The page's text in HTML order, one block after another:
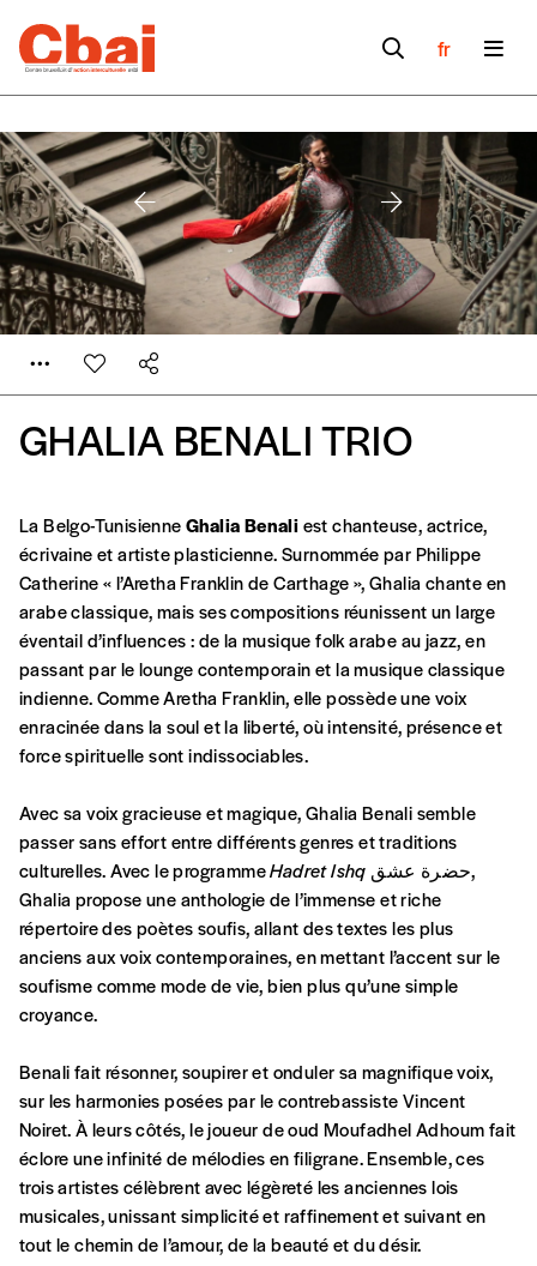
fr
GHALIA BENALI TRIO
Se connecter
CONNEXION
Mot de passe oublié?
Créer un
compte
Formulaire de
commande
A partir de 2021, Imag, le magazine de
l’interculturel,vous est proposé àPRIX LIBRE.
Le prix libre est un mode de fixation du prix
peut être une manière pour lui de payer le prix
qu’il estime juste. Dans l’objectif de rendre nos
activités et publications accessibles, et
d’affirmer notre attachement aux valeurs de
solidarité, nous vous proposons d’estimer
vous-mêmes le coût de notre publication.
Cette valeur peut donc être inférieure, égale
ou supérieure au prix indicatif. De cette
de rédaction selon vos moyens et vos
motivations.
En pratique
Vous vous abonnez pour l’année civile en
cours ou vous commandez au numéro.
Vous indiquez si vous souhaitez recevoir la
La Belgo-TunisienneGhalia Benaliest chanteuse, actrice,
écrivaine et artiste plasticienne. Surnommée par Philippe
Catherine « l’Aretha Franklin de Carthage », Ghalia chante en
arabe classique, mais ses compositions réunissent un large
éventail d’influences : de la musique folk arabe au jazz, en
passant par le lounge contemporain et la musique classique
indienne. Comme Aretha Franklin, elle possède une voix
enracinée dans la soul et la liberté, où intensité, présence et
force spirituelle sont indissociables.
Avec sa voix gracieuse et magique, Ghalia Benali semble
passer sans effort entre différents genres et traditions
culturelles. Avec le programmeHadret Ishq
Ghalia propose une anthologie de l’immense et riche
répertoire des poètes soufis, allant des textes les plus
anciens aux voix contemporaines, en mettant l’accent sur le
soufisme comme mode de vie, bien plus qu’une simple
croyance.
Benali fait résonner, soupirer et onduler sa magnifique voix,
sur les harmonies posées par le contrebassiste Vincent
Noiret. À leurs côtés, le joueur de oud Moufadhel Adhoum fait
éclore une infinité de mélodies en filigrane. Ensemble, ces
trois artistes célèbrent avec légèreté les anciennes lois
musicales, unissant simplicité et raffinement et suivant en
tout le chemin de l’amour, de la beauté et du désir.